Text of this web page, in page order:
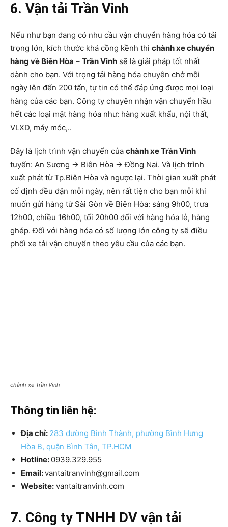
6. Vận tải Trần Vinh
Nếu như bạn đang có nhu cầu vận chuyển hàng hóa có tải
trọng lớn, kích thước khá cồng kềnh thì chành xe chuyển
hàng về Biên Hòa – Trần Vinh sẽ là giải pháp tốt nhất
dành cho bạn. Với trọng tải hàng hóa chuyên chở mỗi
ngày lên đến 200 tấn, tự tin có thể đáp ứng được mọi loại
hàng của các bạn. Công ty chuyên nhận vận chuyển hầu
hết các loại mặt hàng hóa như: hàng xuất khẩu, nội thất,
VLXD, máy móc,..
Đây là lịch trình vận chuyển của chành xe Trần Vinh
tuyến: An Sương -> Biên Hòa -> Đồng Nai. Và lịch trình
xuất phát từ Tp.Biên Hòa và ngược lại. Thời gian xuất phát
cố định đều đặn mỗi ngày, nên rất tiện cho bạn mỗi khi
muốn gửi hàng từ Sài Gòn về Biên Hòa: sáng 9h00, trưa
12h00, chiều 16h00, tối 20h00 đối với hàng hóa lẻ, hàng
ghép. Đối với hàng hóa có số lượng lớn công ty sẽ điều
phối xe tải vận chuyển theo yêu cầu của các bạn.
chành xe Trần Vinh
Thông tin liên hệ:
Địa chỉ: 283 đường Bình Thành, phường Bình Hưng
Hòa B, quận Bình Tân, TP.HCM
Hotline: 0939.329.955
Email:vantaitranvinh@gmail.com
Website: vantaitranvinh.com
7. Công ty TNHH DV vận tải